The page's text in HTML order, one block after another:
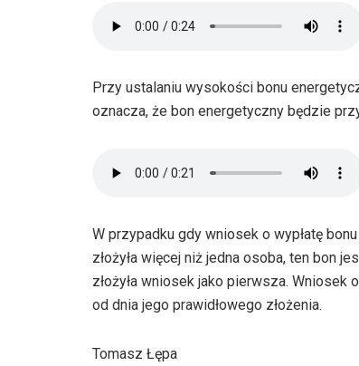
Przy ustalaniu wysokości bonu
oznacza, że bon energetyczny będzie
W przypadku gdy wniosek o wypłatę
złożyła więcej niż jedna osoba, ten bon
złożyła wniosek jako pierwsza.
od dnia jego prawidłowego złożenia.
Tomasz Łępa